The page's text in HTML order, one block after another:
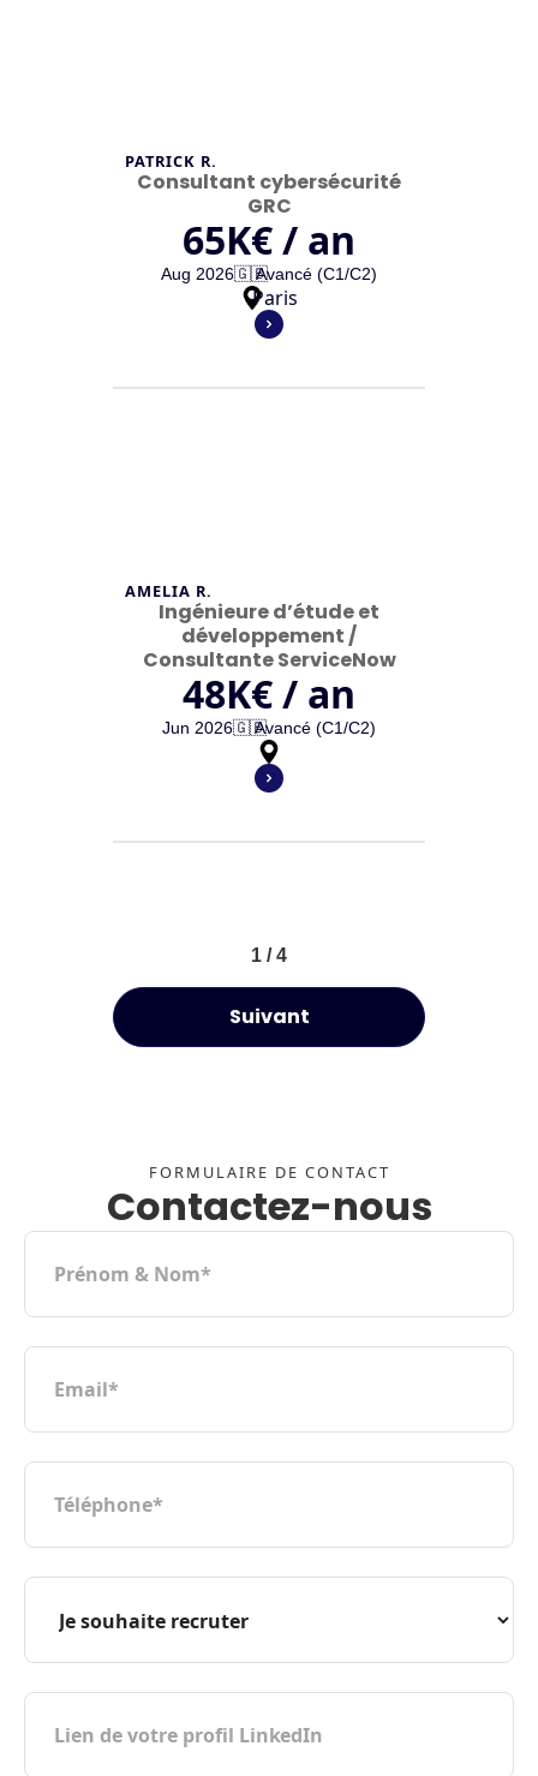
PATRICK R.
Consultant cybersécurité
GRC
65K€ / an
Aug 2026🇬🇧Avancé (C1/C2)
Paris
AMELIA R.
Ingénieure d’étude et
développement /
Consultante ServiceNow
48K€ / an
Jun 2026🇬🇧Avancé (C1/C2)
1 / 4
Suivant
FORMULAIRE DE CONTACT
Contactez-nous